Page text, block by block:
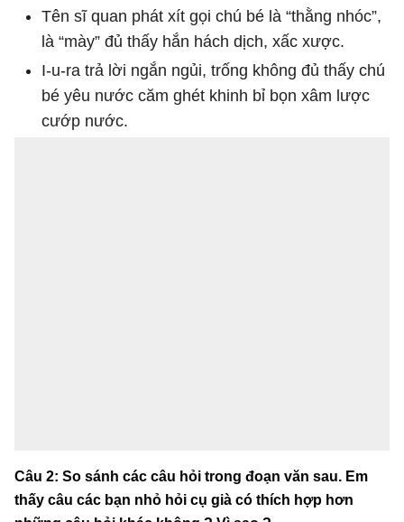
Tên sĩ quan phát xít gọi chú bé là “thằng nhóc”,
là “mày” đủ thấy hắn hách dịch, xấc xược.
I-u-ra trả lời ngắn ngủi, trống không đủ thấy chú
bé yêu nước căm ghét khinh bỉ bọn xâm lược
cướp nước.
Câu 2: So sánh các câu hỏi trong đoạn văn sau. Em
thấy câu các bạn nhỏ hỏi cụ già có thích hợp hơn